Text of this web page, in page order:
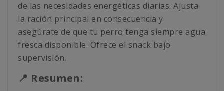
de las necesidades energéticas diarias. Ajusta
la ración principal en consecuencia y
asegúrate de que tu perro tenga siempre agua
fresca disponible. Ofrece el snack bajo
supervisión.
📍 Resumen: